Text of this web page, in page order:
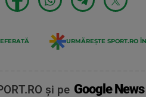
URMĂREȘTE SPORT.RO
și pe Google News